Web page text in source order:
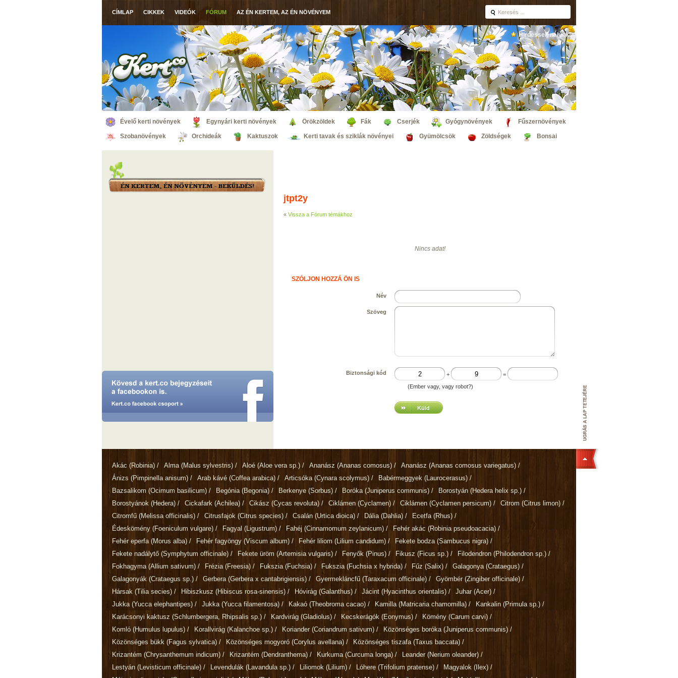
CÍMLAP CIKKEK VIDEÓK FÓRUM AZ ÉN KERTEM, AZ ÉN NÖVÉNYEM
Hirdessen nálunk!
Évelő kerti növények Egynyári kerti növények Örökzöldek Fák Cserjék Gyógynövények Fűszernövények
Szobanövények Orchideák Kaktuszok Kerti tavak és sziklák növényei Gyümölcsök Zöldségek Bonsai
jtpt2y
« Vissza a Fórum témákhoz
Nincs adat!
SZÓLJON HOZZÁ ÖN IS
Név
Szöveg
Biztonsági kód + =
(Ember vagy, vagy robot?)
Akác (Robinia) / Alma (Malus sylvestris) / Aloé (Aloe vera sp.) / Ananász (Ananas comosus) / Ananász (Ananas comosus variegatus) /
Ánizs (Pimpinella anisum) / Arab kávé (Coffea arabica) / Articsóka (Cynara scolymus) / Babérmeggyek (Laurocerasus) /
Bazsalikom (Ocimum basilicum) / Begónia (Begonia) / Berkenye (Sorbus) / Boróka (Juniperus communis) / Borostyán (Hedera helix sp.) /
Borostyánok (Hedera) / Cickafark (Achilea) / Cikász (Cycas revoluta) / Ciklámen (Cyclamen) / Ciklámen (Cyclamen persicum) / Citrom (Citrus limon) /
Citromfű (Melissa officinalis) / Citrusfajok (Citrus species) / Csalán (Urtica dioica) / Dália (Dahlia) / Ecetfa (Rhus) /
Édeskömény (Foeniculum vulgare) / Fagyal (Ligustrum) / Fahéj (Cinnamomum zeylanicum) / Fehér akác (Robinia pseudoacacia) /
Fehér eperfa (Morus alba) / Fehér fagyöngy (Viscum album) / Fehér liliom (Lilium candidum) / Fekete bodza (Sambucus nigra) /
Fekete nadálytő (Symphytum officinale) / Fekete üröm (Artemisia vulgaris) / Fenyők (Pinus) / Fikusz (Ficus sp.) / Filodendron (Philodendron sp.) /
Fokhagyma (Allium sativum) / Frézia (Freesia) / Fukszia (Fuchsia) / Fukszia (Fuchsia x hybrida) / Fűz (Salix) / Galagonya (Crataegus) /
Galagonyák (Crataegus sp.) / Gerbera (Gerbera x cantabrigiensis) / Gyermekláncfű (Taraxacum officinale) / Gyömbér (Zingiber officinale) /
Hársak (Tilia secies) / Hibiszkusz (Hibiscus rosa-sinensis) / Hóvirág (Galanthus) / Jácint (Hyacinthus orientalis) / Juhar (Acer) /
Jukka (Yucca elephantipes) / Jukka (Yucca filamentosa) / Kakaó (Theobroma cacao) / Kamilla (Matricaria chamomilla) / Kankalin (Primula sp.) /
Karácsonyi kaktusz (Schlumbergera, Rhipsalis sp.) / Kardvirág (Gladiolus) / Kecskerágók (Eonymus) / Kömény (Carum carvi) /
Komló (Humulus lupulus) / Korallvirág (Kalanchoe sp.) / Koriander (Coriandrum sativum) / Közönséges boróka (Juniperus communis) /
Közönséges bükk (Fagus sylvatica) / Közönséges mogyoró (Corylus avellana) / Közönséges tiszafa (Taxus baccata) /
Krizantém (Chrysanthemum indicum) / Krizantém (Dendranthema) / Kurkuma (Curcuma longa) / Leander (Nerium oleander) /
Lestyán (Levisticum officinale) / Levendulák (Lavandula sp.) / Liliomok (Lilium) / Lóhere (Trifolium pratense) / Magyalok (Ilex) /